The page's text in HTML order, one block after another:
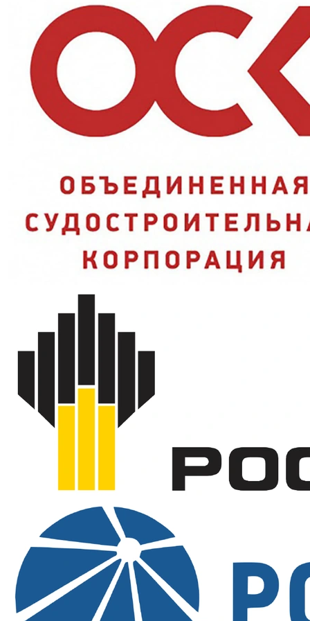
Объекты с повышенными требованиями к видимости
персонала — площадки с активным движением техники,
аэродромные и портовые зоны, дорожные работы, где нужна
более плотная сетка светоотражающих полос, чем у базовых
моделей.
Ключевые преимущества
Четыре световозвращающие полосы:заметность со всех
сторон лучше, чем у моделей с двумя полосами;
Водоотталкивающая пропитка: защищает от осадков в
межсезонье;
комплекцию.
Характеристики и стандарты
Жилет сигнальный-4 СОП
Светоотражающие
элементы
круглогодичный
мужской, унисекс, женский
оранжевый
4001540
Вопросы и ответы
Зачем выбирать модель с 4 полосами вместо 2?
Есть ли у этой модели карман, как у СПРУТ карман?
Почему выгодно купить в SIZMAG